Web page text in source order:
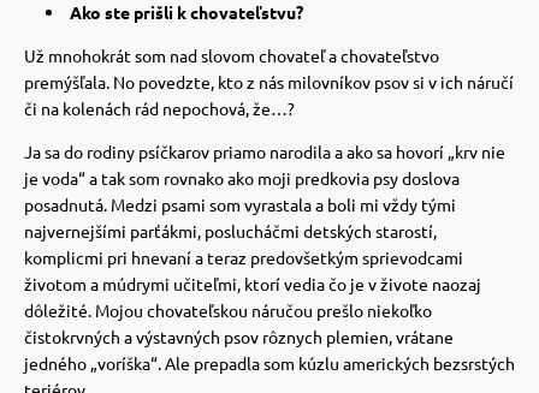
psov
psov
pre psov
a ohlávky
a pelechy
mačky
mačky
Ako ste prišli k chovateľstvu?
Už mnohokrát som nad slovom chovateľ a chovateľstvo
premýšľala. No povedzte, kto z nás milovníkov psov si v ich náručí
či na kolenách rád nepochová, že…?
Ja sa do rodiny psíčkarov priamo narodila a ako sa hovorí „krv nie
je voda“ a tak som rovnako ako moji predkovia psy doslova
posadnutá. Medzi psami som vyrastala a boli mi vždy tými
najvernejšími parťákmi, poslucháčmi detských starostí,
komplicmi pri hnevaní a teraz predovšetkým sprievodcami
životom a múdrymi učiteľmi, ktorí vedia čo je v živote naozaj
dôležité. Mojou chovateľskou náručou prešlo niekoľko
čistokrvných a výstavných psov rôznych plemien, vrátane
jedného „voríška“. Ale prepadla som kúzlu amerických bezsrstých